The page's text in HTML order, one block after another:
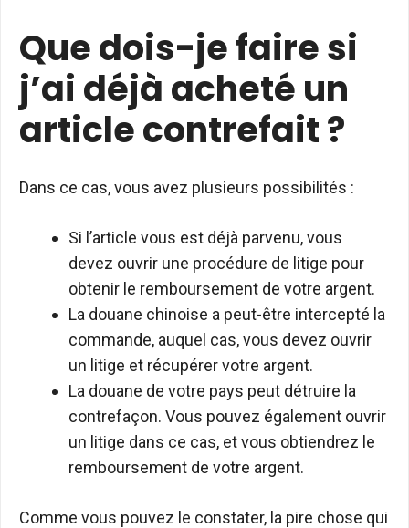
Que dois-je faire si
j’ai déjà acheté un
article contrefait ?
Dans ce cas, vous avez plusieurs possibilités :
Si l’article vous est déjà parvenu, vous
devez ouvrir une procédure de litige pour
obtenir le remboursement de votre argent.
La douane chinoise a peut-être intercepté la
commande, auquel cas, vous devez ouvrir
un litige et récupérer votre argent.
La douane de votre pays peut détruire la
contrefaçon. Vous pouvez également ouvrir
un litige dans ce cas, et vous obtiendrez le
remboursement de votre argent.
Comme vous pouvez le constater, la pire chose qui